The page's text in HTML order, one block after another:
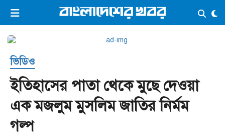
ভিডিও ই-পেপার লগইন ×
প্রচ্ছদ
সর্বশেষ
সব বিভাগ
আর্কাইভ
কনভার্টার
ভিডিও
ইতিহাসের পাতা থেকে মুছে দেওয়া
এক মজলুম মুসলিম জাতির নির্মম
গল্প